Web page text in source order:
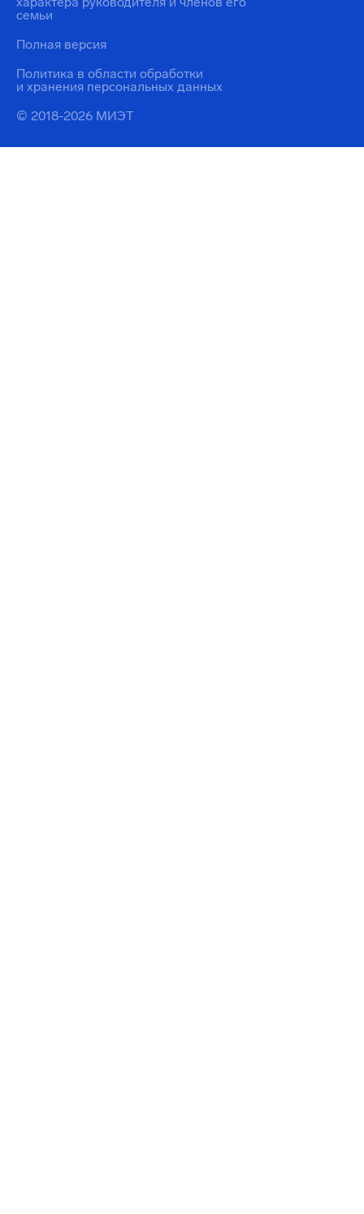
© 2018-2026 МИЭТ
Политика в области обработки
и хранения персональных данных
семьи
Полная версия